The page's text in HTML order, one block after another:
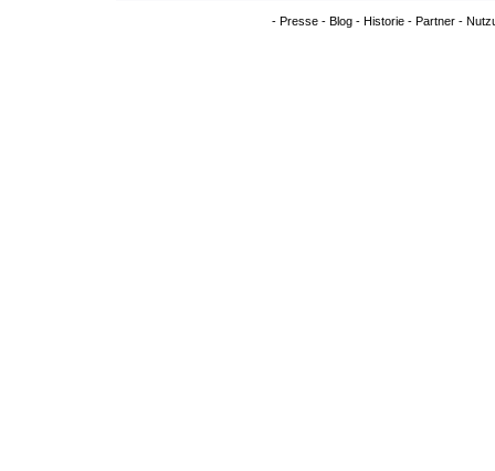
- Presse- Blog- Historie- Partner-